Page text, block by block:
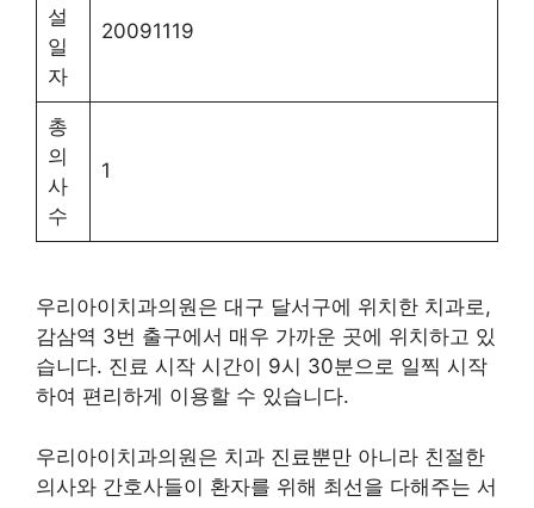
설
일
자
20091119
총
의
사
수
1
우리아이치과의원은 대구 달서구에 위치한 치과로,
감삼역 3번 출구에서 매우 가까운 곳에 위치하고 있
습니다. 진료 시작 시간이 9시 30분으로 일찍 시작
하여 편리하게 이용할 수 있습니다.
우리아이치과의원은 치과 진료뿐만 아니라 친절한
의사와 간호사들이 환자를 위해 최선을 다해주는 서